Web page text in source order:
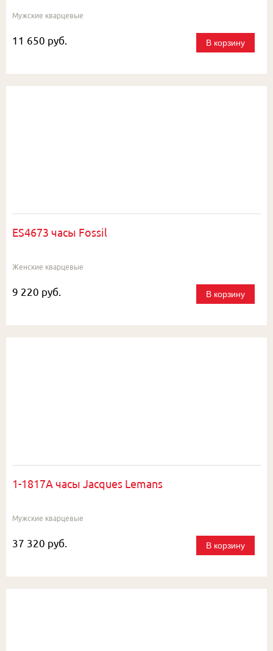
Мужские кварцевые
11 650 руб. В корзину
ES4673 часы Fossil
Женские кварцевые
9 220 руб. В корзину
1-1817A часы Jacques Lemans
Мужские кварцевые
37 320 руб. В корзину